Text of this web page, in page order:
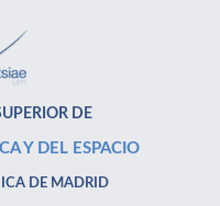
DE
Y DEL ESPACIO
DE MADRID